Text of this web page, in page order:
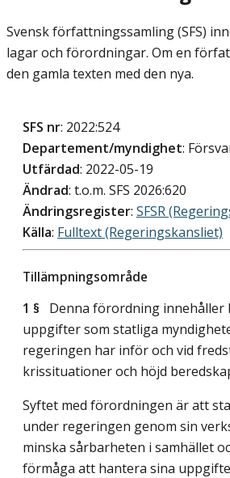
Svensk författningssamling (SFS)
lagar och förordningar. Om en
den gamla texten med den nya.
SFS nr: 2022:524
Departement/myndighet:
Utfärdad: 2022-05-19
Ändrad: t.o.m. SFS 2026:620
Ändringsregister: SFSR
Källa: Fulltext (Regeringskansliet)
Tillämpningsområde
1 § Denna förordning innehåller
uppgifter som statliga
regeringen har inför och vid
krissituationer och höjd
Syftet med förordningen är att
under regeringen genom sin
minska sårbarheten i samhället
förmåga att hantera sina